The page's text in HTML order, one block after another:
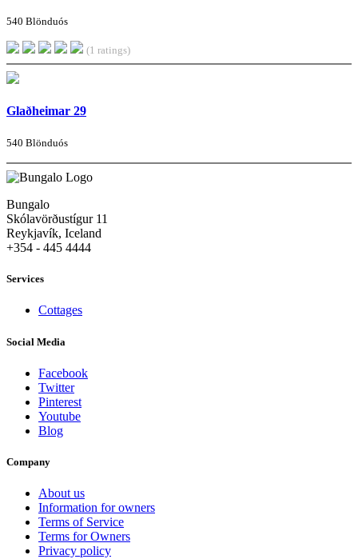
540 Blönduós
(1 ratings)
Glaðheimar 29
540 Blönduós
Bungalo
Skólavörðustígur 11
Reykjavík, Iceland
+354 - 445 4444
Services
Cottages
Social Media
Facebook
Twitter
Pinterest
Youtube
Blog
Company
About us
Information for owners
Terms of Service
Terms for Owners
Privacy policy